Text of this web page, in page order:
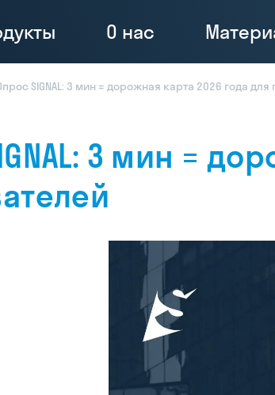
О нас
SIGNAL: 3 мин = дорожная карта 2026 года для
3 мин =